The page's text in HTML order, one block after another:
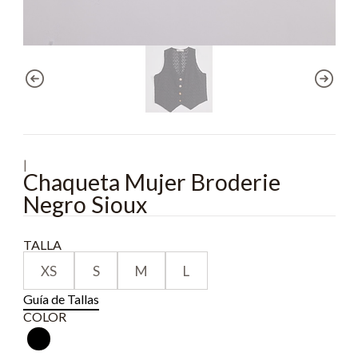
|
Chaqueta Mujer Broderie
Negro Sioux
TALLA
XS S M L
Guía de Tallas
COLOR